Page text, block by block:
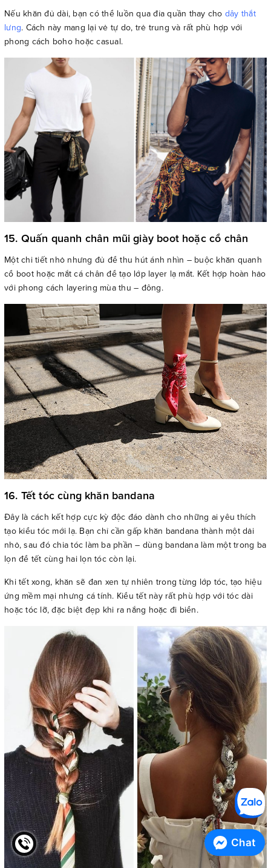
Nếu khăn đủ dài, bạn có thể luồn qua đỉa quần thay cho dây thắt
lưng. Cách này mang lại vẻ tự do, trẻ trung và rất phù hợp với
phong cách boho hoặc casual.
15. Quấn quanh chân mũi giày boot hoặc cổ chân
Một chi tiết nhỏ nhưng đủ để thu hút ánh nhìn – buộc khăn quanh
cổ boot hoặc mắt cá chân để tạo lớp layer lạ mắt. Kết hợp hoàn hảo
với phong cách layering mùa thu – đông.
16. Tết tóc cùng khăn bandana
Đây là cách kết hợp cực kỳ độc đáo dành cho những ai yêu thích
tạo kiểu tóc mới lạ. Bạn chỉ cần gấp khăn bandana thành một dải
nhỏ, sau đó chia tóc làm ba phần – dùng bandana làm một trong ba
lọn để tết cùng hai lọn tóc còn lại.
Khi tết xong, khăn sẽ đan xen tự nhiên trong từng lớp tóc, tạo hiệu
ứng mềm mại nhưng cá tính. Kiểu tết này rất phù hợp với tóc dài
hoặc tóc lỡ, đặc biệt đẹp khi ra nắng hoặc đi biển.
Chat